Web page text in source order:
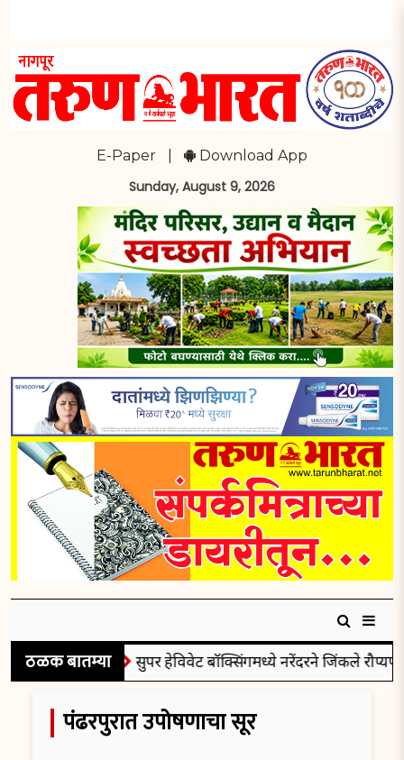
E-Paper Download App
Sunday, August 9, 2026
ठळक बातम्यासुपर हेविवेट बॉक्सिंगमध्ये नरेंदरने जिंकले रौप्यपदक
पंढरपुरात उपोषणाचा सूर